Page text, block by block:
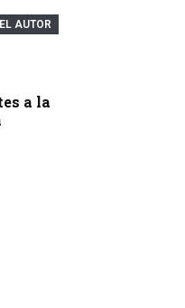
AUTOR
a la